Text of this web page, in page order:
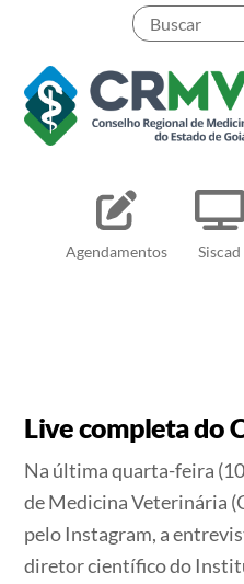
content
Agendamentos Siscad
Pesquisar
Live completa do
Na última quarta-feira
de Medicina Veterinária
pelo Instagram, a
diretor científico do